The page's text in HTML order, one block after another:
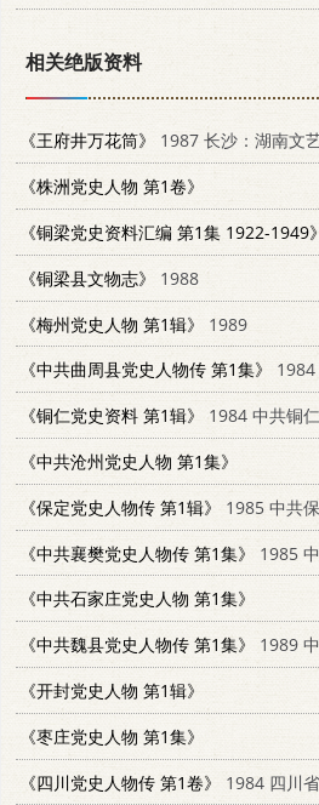
相关绝版资料
《王府井万花筒》
1987 长沙：湖南文
《株洲党史人物 第1卷》
《铜梁党史资料汇编 第1集 1922-1949》
《铜梁县文物志》
1988
《梅州党史人物 第1辑》
1989
《中共曲周县党史人物传 第1集》
1984
《铜仁党史资料 第1辑》 1984 中共铜
《中共沧州党史人物 第1集》
《保定党史人物传 第1辑》
1985 中共
《中共襄樊党史人物传 第1集》
1985 中
《中共石家庄党史人物 第1集》
《中共魏县党史人物传 第1集》
1989
《开封党史人物 第1辑》
《枣庄党史人物 第1集》
《四川党史人物传 第1卷》
1984 四川